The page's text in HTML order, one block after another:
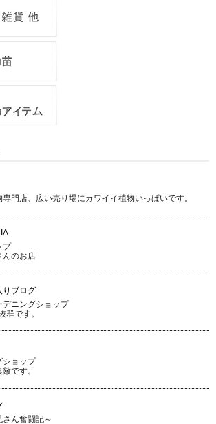
門店、広い売り場にカワイイ植物いっぱいです。
プ
んのお店
りブログ
デニングショップ
群です。
ショップ
です。
さん奮闘記～